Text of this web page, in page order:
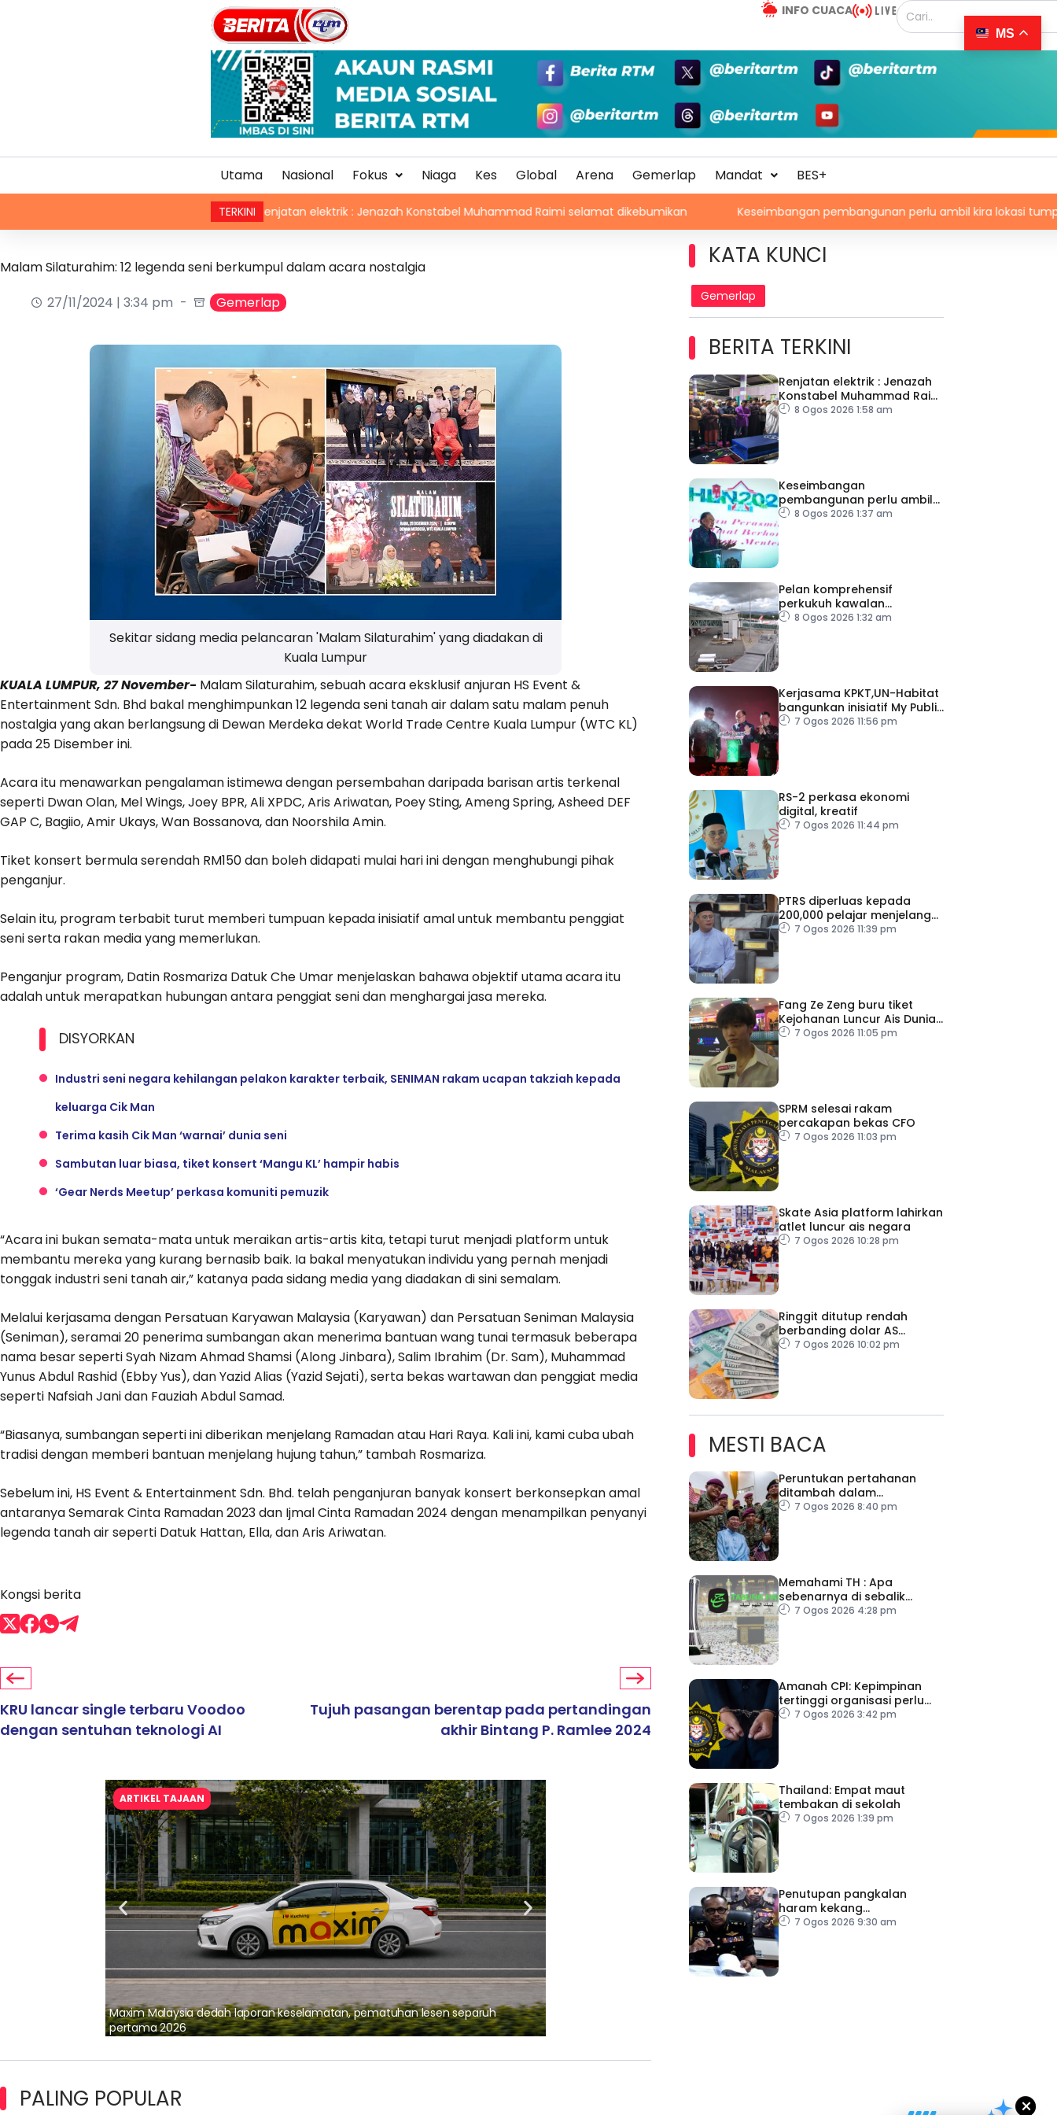
INFO CUACA
Utama Nasional Fokus Niaga Kes Global Arena Gemerlap Mandat BES+
TERKINI
Renjatan elektrik : Jenazah Konstabel Muhammad Raimi selamat dikebumikan Keseimbangan pembangunan perlu ambil kira lokasi tumpuan
Malam Silaturahim: 12 legenda seni berkumpul dalam acara nostalgia
27/11/2024 | 3:34 pm
Gemerlap
Sekitar sidang media pelancaran 'Malam Silaturahim' yang diadakan di
Kuala Lumpur
KUALA LUMPUR, 27 November- Malam Silaturahim, sebuah acara eksklusif anjuran HS Event &
Entertainment Sdn. Bhd bakal menghimpunkan 12 legenda seni tanah air dalam satu malam penuh
nostalgia yang akan berlangsung di Dewan Merdeka dekat World Trade Centre Kuala Lumpur (WTC KL)
pada 25 Disember ini.
Acara itu menawarkan pengalaman istimewa dengan persembahan daripada barisan artis terkenal
seperti Dwan Olan, Mel Wings, Joey BPR, Ali XPDC, Aris Ariwatan, Poey Sting, Ameng Spring, Asheed DEF
GAP C, Bagiio, Amir Ukays, Wan Bossanova, dan Noorshila Amin.
Tiket konsert bermula serendah RM150 dan boleh didapati mulai hari ini dengan menghubungi pihak
penganjur.
Selain itu, program terbabit turut memberi tumpuan kepada inisiatif amal untuk membantu penggiat
seni serta rakan media yang memerlukan.
Penganjur program, Datin Rosmariza Datuk Che Umar menjelaskan bahawa objektif utama acara itu
adalah untuk merapatkan hubungan antara penggiat seni dan menghargai jasa mereka.
DISYORKAN
Industri seni negara kehilangan pelakon karakter terbaik, SENIMAN rakam ucapan takziah kepada
keluarga Cik Man
Terima kasih Cik Man ‘warnai’ dunia seni
Sambutan luar biasa, tiket konsert ‘Mangu KL’ hampir habis
‘Gear Nerds Meetup’ perkasa komuniti pemuzik
“Acara ini bukan semata-mata untuk meraikan artis-artis kita, tetapi turut menjadi platform untuk
membantu mereka yang kurang bernasib baik. Ia bakal menyatukan individu yang pernah menjadi
tonggak industri seni tanah air,” katanya pada sidang media yang diadakan di sini semalam.
Melalui kerjasama dengan Persatuan Karyawan Malaysia (Karyawan) dan Persatuan Seniman Malaysia
(Seniman), seramai 20 penerima sumbangan akan menerima bantuan wang tunai termasuk beberapa
nama besar seperti Syah Nizam Ahmad Shamsi (Along Jinbara), Salim Ibrahim (Dr. Sam), Muhammad
Yunus Abdul Rashid (Ebby Yus), dan Yazid Alias (Yazid Sejati), serta bekas wartawan dan penggiat media
seperti Nafsiah Jani dan Fauziah Abdul Samad.
“Biasanya, sumbangan seperti ini diberikan menjelang Ramadan atau Hari Raya. Kali ini, kami cuba ubah
tradisi dengan memberi bantuan menjelang hujung tahun,” tambah Rosmariza.
Sebelum ini, HS Event & Entertainment Sdn. Bhd. telah penganjuran banyak konsert berkonsepkan amal
antaranya Semarak Cinta Ramadan 2023 dan Ijmal Cinta Ramadan 2024 dengan menampilkan penyanyi
legenda tanah air seperti Datuk Hattan, Ella, dan Aris Ariwatan.
Kongsi berita
KRU lancar single terbaru Voodoo
dengan sentuhan teknologi AI
Tujuh pasangan berentap pada pertandingan
akhir Bintang P. Ramlee 2024
ARTIKEL TAJAAN
Maxim Malaysia dedah laporan keselamatan, pematuhan lesen separuh
pertama 2026
PALING POPULAR
KATA KUNCI
Gemerlap
BERITA TERKINI
Renjatan elektrik : Jenazah
Konstabel Muhammad Raimi
selamat dikebumikan
8 Ogos 2026 1:58 am
Keseimbangan
pembangunan perlu ambil
kira lokasi tumpuan
8 Ogos 2026 1:37 am
Pelan komprehensif
perkukuh kawalan
keselamatan di semua
8 Ogos 2026 1:32 am
Kerjasama KPKT,UN-Habitat
bangunkan inisiatif My Public
Space7 Ogos 2026 11:56 pm
RS-2 perkasa ekonomi
digital, kreatif
7 Ogos 2026 11:44 pm
PTRS diperluas kepada
200,000 pelajar menjelang
20307 Ogos 2026 11:39 pm
Fang Ze Zeng buru tiket
Kejohanan Luncur Ais Dunia
20277 Ogos 2026 11:05 pm
SPRM selesai rakam
percakapan bekas CFO
7 Ogos 2026 11:03 pm
Skate Asia platform lahirkan
atlet luncur ais negara
7 Ogos 2026 10:28 pm
Ringgit ditutup rendah
berbanding dolar AS
menjelang pengumuman
7 Ogos 2026 10:02 pm
MESTI BACA
Peruntukan pertahanan
ditambah dalam
Belanjawan 2027
7 Ogos 2026 8:40 pm
Memahami TH : Apa
sebenarnya di sebalik
angka
7 Ogos 2026 4:28 pm
Amanah CPI: Kepimpinan
tertinggi organisasi perlu
pacu reformasi radikal
7 Ogos 2026 3:42 pm
Thailand: Empat maut
tembakan di sekolah
7 Ogos 2026 1:39 pm
Penutupan pangkalan
haram kekang
penyeludupan di Kelantan
7 Ogos 2026 9:30 am
×
MS